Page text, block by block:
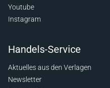
Youtube
Instagram
Handels-Service
Aktuelles aus den Verlagen
Newsletter